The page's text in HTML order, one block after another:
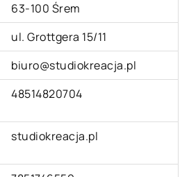
63-100 Śrem
ul. Grottgera 15/11
biuro@studiokreacja.pl
48514820704
studiokreacja.pl